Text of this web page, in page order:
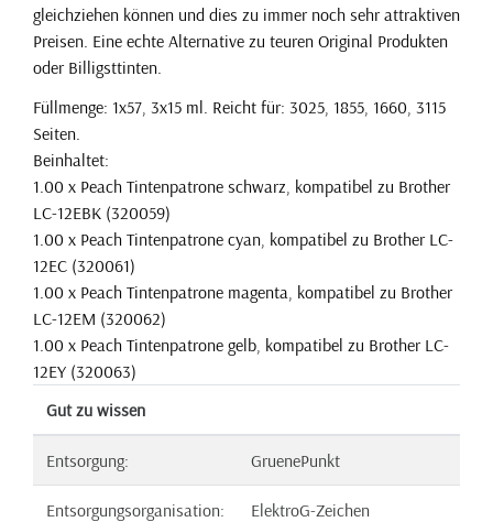
gleichziehen können und dies zu immer noch sehr attraktiven
Preisen. Eine echte Alternative zu teuren Original Produkten
oder Billigsttinten.
Füllmenge: 1x57, 3x15 ml. Reicht für: 3025, 1855, 1660, 3115
Seiten.
Beinhaltet:
1.00 x Peach Tintenpatrone schwarz, kompatibel zu Brother
LC-12EBK (320059)
1.00 x Peach Tintenpatrone cyan, kompatibel zu Brother LC-
12EC (320061)
1.00 x Peach Tintenpatrone magenta, kompatibel zu Brother
LC-12EM (320062)
1.00 x Peach Tintenpatrone gelb, kompatibel zu Brother LC-
12EY (320063)
Gut zu wissen
Entsorgung: GruenePunkt
Entsorgungsorganisation: ElektroG-Zeichen